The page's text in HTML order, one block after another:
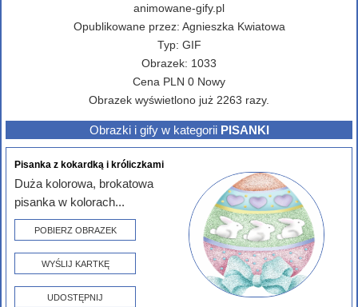
animowane-gify.pl
Opublikowane przez: Agnieszka Kwiatowa
Typ: GIF
Obrazek: 1033
Cena PLN 0 Nowy
Obrazek wyświetlono już 2263 razy.
Obrazki i gify w kategorii PISANKI
Pisanka z kokardką i króliczkami
Duża kolorowa, brokatowa
pisanka w kolorach...
POBIERZ OBRAZEK
WYŚLIJ KARTKĘ
UDOSTĘPNIJ